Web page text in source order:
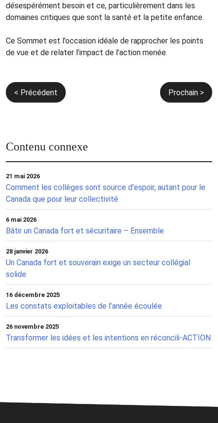
désespérément besoin et ce, particulièrement dans les
domaines critiques que sont la santé et la petite enfance.
Ce Sommet est l’occasion idéale de rapprocher les points
de vue et de relater l’impact de l’action menée.
Navigation
< Précédent Prochain >
Contenu connexe
21 mai 2026
Comment les collèges sont source d’espoir, autant pour le
Canada que pour leur collectivité
6 mai 2026
Bâtir un Canada fort et sécuritaire – Ensemble
28 janvier 2026
Un Canada fort et souverain exige un secteur collégial
solide
16 décembre 2025
Les constats exploitables de l’année écoulée
26 novembre 2025
Transformer les idées et les intentions en réconcili-ACTION